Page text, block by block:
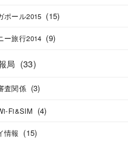
ポール2015 (15)
ー旅行2014 (9)
局 (33)
査関係 (3)
Fi&SIM (4)
情報 (15)